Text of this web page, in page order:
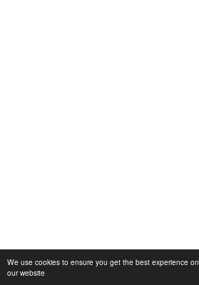
We use cookies to ensure you get the best experience on
our website